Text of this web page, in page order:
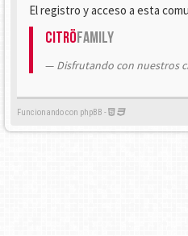
El registro y acceso a esta
CitröFamily
Disfrutando con nuestros
Funcionando con phpBB -